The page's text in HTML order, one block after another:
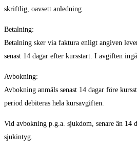
skriftlig, oavsett anledning.
Betalning:
Betalning sker via faktura enligt angiven
senast 14 dagar efter kursstart. I avgiften
Avbokning:
Avbokning anmäls senast 14 dagar före
period debiteras hela kursavgiften.
Vid avbokning p.g.a. sjukdom, senare än 14
sjukintyg.